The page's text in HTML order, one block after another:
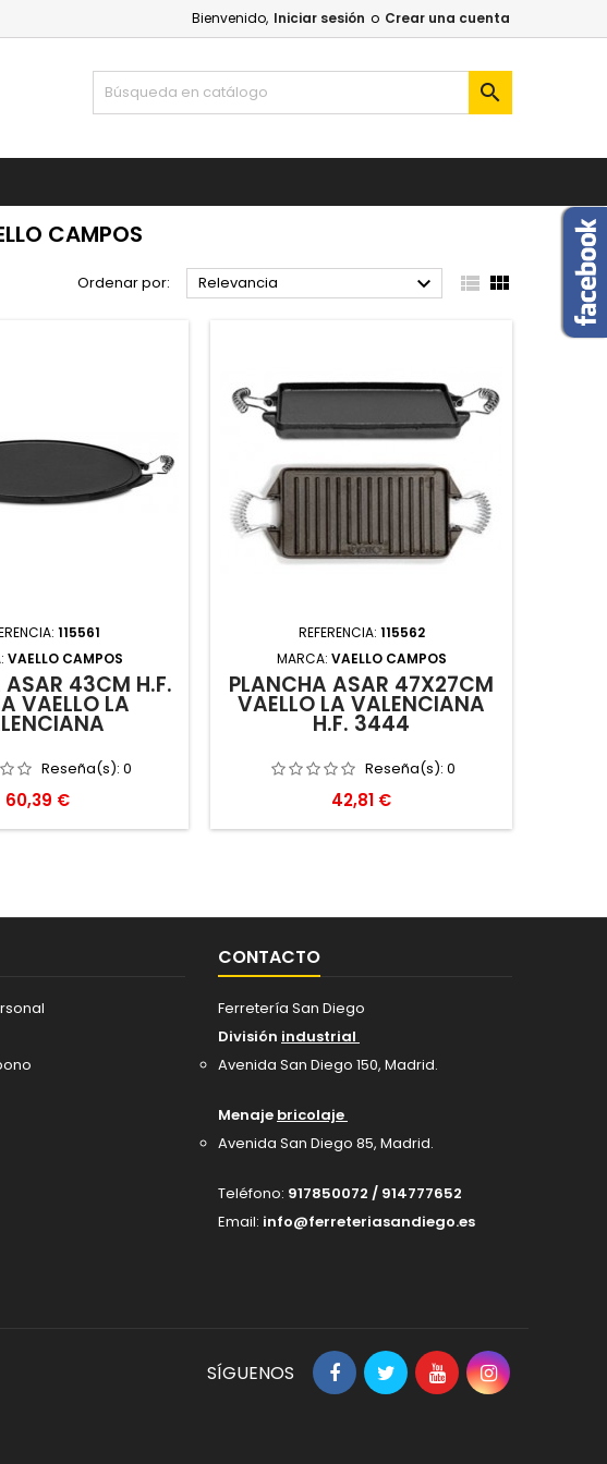
Bienvenido, Iniciar sesión o Crear una cuenta

CAMPOS
Ordenar por: Relevancia   
115561
VAELLO CAMPOS
ASAR 43CM H.F.
VAELLO LA
Reseña(s): 0
Precio
60,39 €
REFERENCIA: 115562
MARCA: VAELLO CAMPOS
PLANCHA ASAR 47X27CM
VAELLO LA VALENCIANA
H.F. 3444
Reseña(s): 0
Precio
42,81 €
CONTACTO
Ferretería San Diego
División industrial
Avenida San Diego 150, Madrid.
Menaje bricolaje
Avenida San Diego 85, Madrid.
Teléfono: 917850072 / 914777652
Email: info@ferreteriasandiego.es
SÍGUENOS